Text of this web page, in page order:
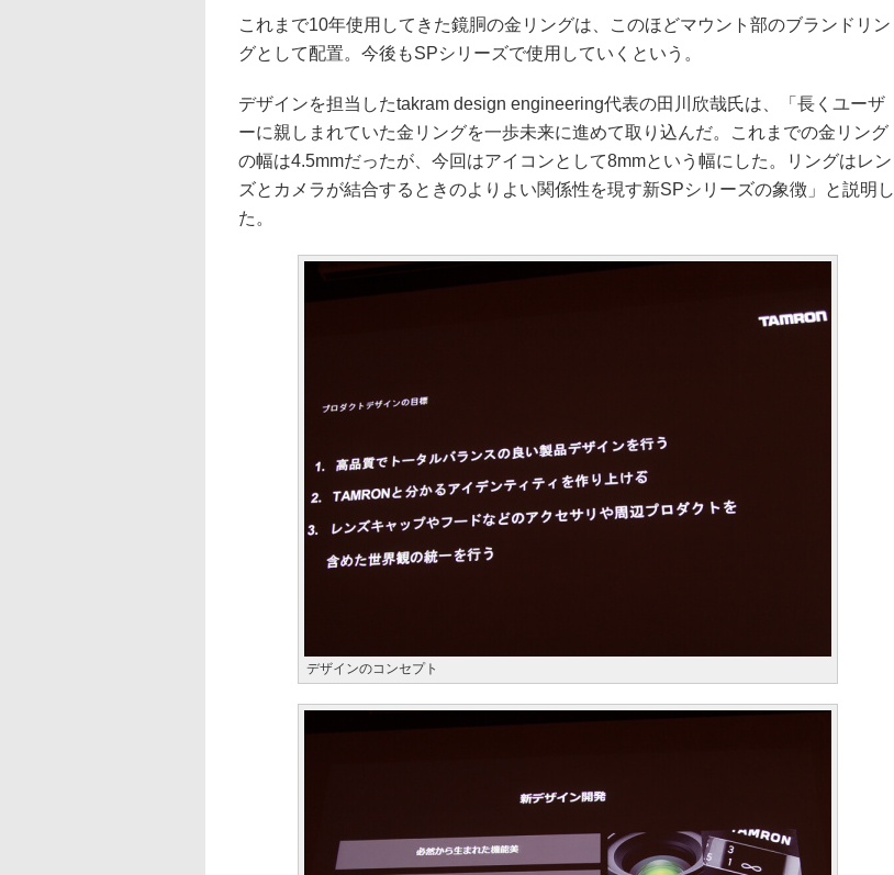
これまで10年使用してきた鏡胴の金リングは、このほどマウント部のブランドリン
グとして配置。今後もSPシリーズで使用していくという。
デザインを担当したtakram design engineering代表の田川欣哉氏は、「長くユーザ
ーに親しまれていた金リングを一歩未来に進めて取り込んだ。これまでの金リング
の幅は4.5mmだったが、今回はアイコンとして8mmという幅にした。リングはレン
ズとカメラが結合するときのよりよい関係性を現す新SPシリーズの象徴」と説明し
た。
デザインのコンセプト